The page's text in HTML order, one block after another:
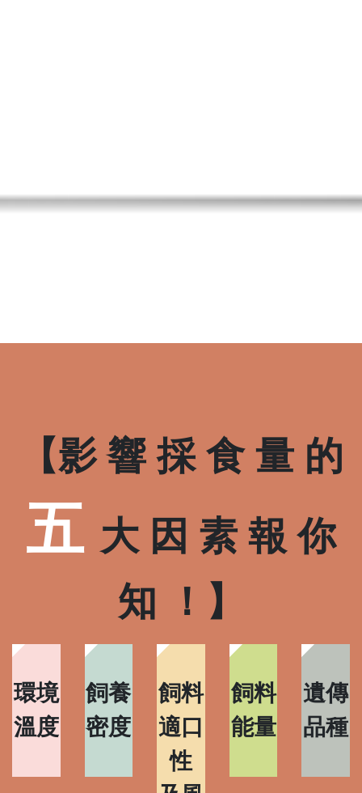
【影 響 採 食 量 的
五 大 因 素 報 你
知 ！】
環境
溫度
飼養
密度
飼料
適口
性
飼料
能量
遺傳
品種